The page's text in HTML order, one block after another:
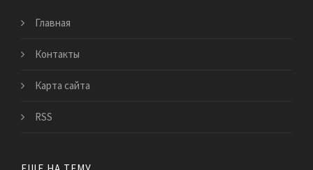
Главная
Контакты
Карта сайта
RSS